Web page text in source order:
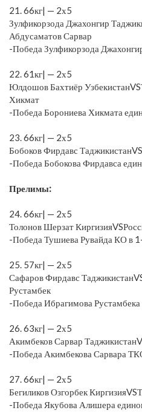
21. 66кг| — 2х5
Зулфикорзода Джахонгир
Абдусаматов Сарвар
-Победа Зулфикорзода
22. 61кг| — 2х5
Юлдошов Бахтиёр
Хикмат
-Победа Борониева Хикмата
23. 66кг| — 2х5
Бобоков Фирдавс
-Победа Бобокова Фирдавса
Прелимы:
24. 66кг| — 2х5
Толонов Шерзат
-Победа Тушиева Рувайда КО в
25. 57кг| — 2х5
Сафаров Фирдавс
Рустамбек
-Победа Ибрагимова
26. 63кг| — 2х5
Акимбеков Сарвар
-Победа Акимбекова Сарвара
27. 66кг| — 2х5
Бегиликов Озгорбек
-Победа Якубова Алишера